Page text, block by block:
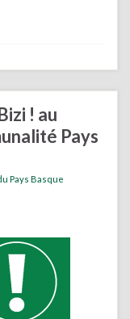
! au
Pays
Pays Basque